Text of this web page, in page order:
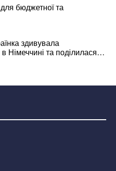
для бюджетної та
здивувала
Німеччині та поділилася